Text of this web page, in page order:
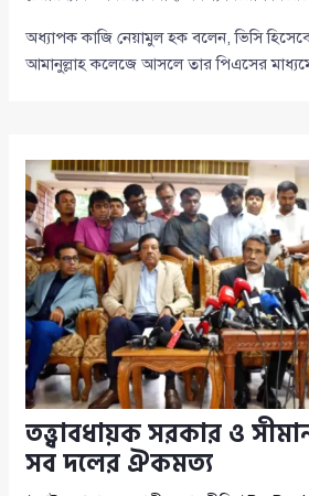
অধ্যাপক কাজি নেয়ামুল হক বলেন, ভিসি
আমানুল্লাহ কলেজে আসলে তার পিএসের
তত্ত্বাবধায়ক সরকার ও
সব দলের ঐকমত্য